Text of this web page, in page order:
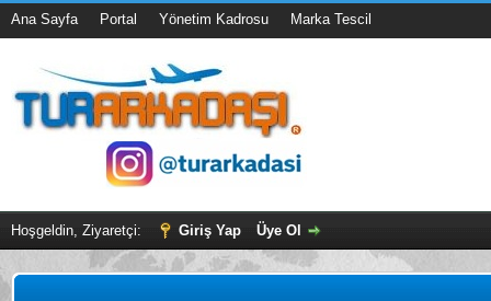
Ana Sayfa Portal Yönetim Kadrosu Marka Tescil
Hoşgeldin, Ziyaretçi: Giriş Yap Üye Ol